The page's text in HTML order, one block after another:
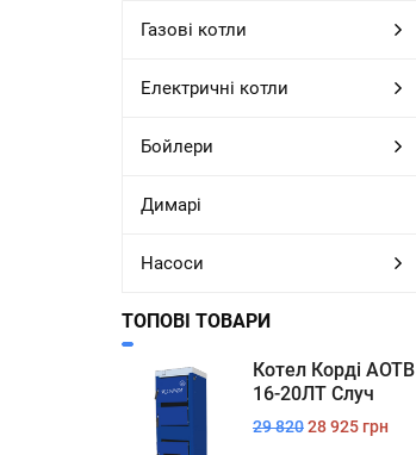
Газові котли
Електричні котли
Бойлери
Димарі
Насоси
ТОПОВІ ТОВАРИ
Котел Корді АОТВ
16-20ЛТ Случ
29 82028 925 грн